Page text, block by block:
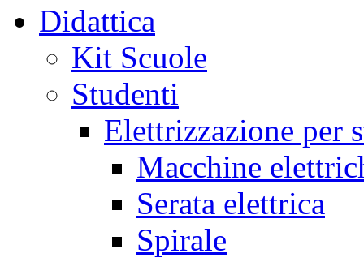
Didattica
Kit Scuole
Studenti
Elettrizzazione per
Macchine
Serata elettrica
Spirale